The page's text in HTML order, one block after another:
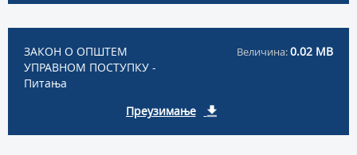
ЗАКОН О ОПШТЕМ
УПРАВНОМ ПОСТУПКУ -
Питања
Величина:0.02 MB
Преузимање